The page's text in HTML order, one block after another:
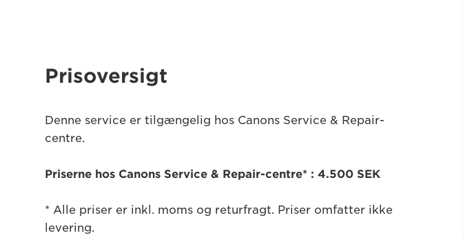
Prisoversigt
Denne service er tilgængelig hos Canons Service & Repair-
centre.
Priserne hos Canons Service & Repair-centre* : 4.500 SEK
* Alle priser er inkl. moms og returfragt. Priser omfatter ikke
levering.